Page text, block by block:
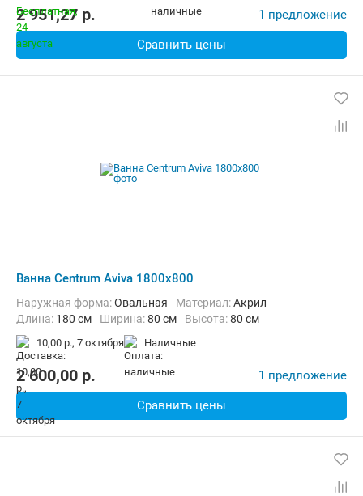
2 951,27 p. 1 предложение
Сравнить цены
Ванна Centrum Aviva 1800x800
Наружная форма:Овальная Материал:Акрил
Длина: 180 см Ширина:80 см Высота:80 см
10,00 р., 7 октября наличные
2 600,00 p. 1 предложение
Сравнить цены